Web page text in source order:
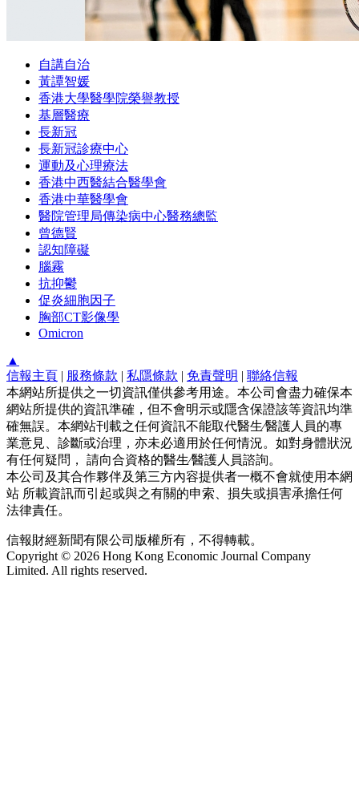
自講自治
黃譚智媛
香港大學醫學院榮譽教授
基層醫療
長新冠
長新冠診療中心
運動及心理療法
香港中西醫結合醫學會
香港中華醫學會
醫院管理局傳染病中心醫務總監
曾德賢
認知障礙
腦霧
抗抑鬱
促炎細胞因子
胸部CT影像學
Omicron
▲
信報主頁 | 服務條款 | 私隱條款 | 免責聲明 | 聯絡信報
本網站所提供之一切資訊僅供參考用途。本公司會盡力確保本
網站所提供的資訊準確，但不會明示或隱含保證該等資訊均準
確無誤。本網站刊載之任何資訊不能取代醫生∕醫護人員的專
業意見、診斷或治理，亦未必適用於任何情況。如對身體狀況
有任何疑問， 請向合資格的醫生∕醫護人員諮詢。
本公司及其合作夥伴及第三方內容提供者一概不會就使用本網
站 所載資訊而引起或與之有關的申索、損失或損害承擔任何
法律責任。
信報財經新聞有限公司版權所有，不得轉載。
Copyright © 2026 Hong Kong Economic Journal Company
Limited. All rights reserved.